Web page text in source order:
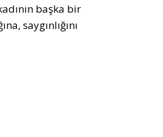
başka bir
saygınlığını